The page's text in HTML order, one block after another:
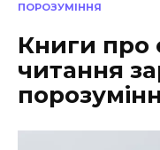
ПОРОЗУМІННЯ
Книги про
читання